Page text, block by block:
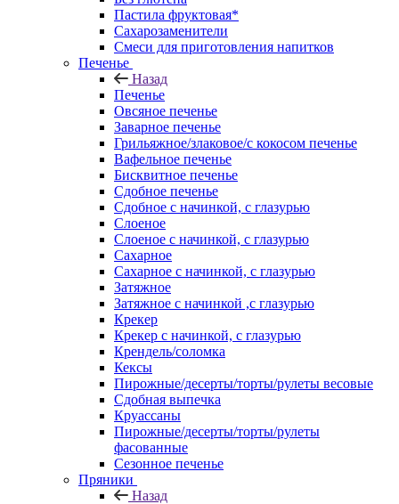
Пастила фруктовая*
Сахарозаменители
Смеси для приготовления напитков
Печенье
Назад
Печенье
Овсяное печенье
Заварное печенье
Грильяжное/злаковое/с кокосом печенье
Вафельное печенье
Бисквитное печенье
Сдобное печенье
Сдобное с начинкой, с глазурью
Слоеное
Слоеное с начинкой, с глазурью
Сахарное
Сахарное с начинкой, с глазурью
Затяжное
Затяжное с начинкой ,с глазурью
Крекер
Крекер с начинкой, с глазурью
Крендель/соломка
Кексы
Пирожные/десерты/торты/рулеты весовые
Сдобная выпечка
Круассаны
Пирожные/десерты/торты/рулеты
фасованные
Сезонное печенье
Пряники
Назад